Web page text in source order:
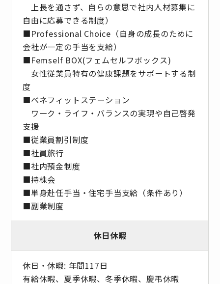
上長を通さず、自らの意思で社内人材募集に
自由に応募できる制度）
■Professional Choice（自身の成長のために
会社が⼀定の手当を支給）
■Femself BOX(フェムセルフボックス)
女性従業員特有の健康課題をサポートする制
度
■ベネフィットステーション
ワーク・ライフ・バランスの実現や自己啓発
支援
■従業員割引制度
■社員旅⾏
■社内預⾦制度
■持株会
■単身赴任手当・住宅手当支給（条件あり）
■副業制度
休日休暇
休日・休暇: 年間117日
有給休暇、夏季休暇、冬季休暇、慶弔休暇